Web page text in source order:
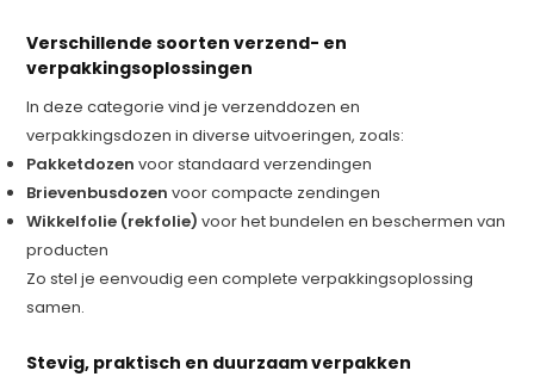
Verschillende soorten verzend- en
verpakkingsoplossingen
In deze categorie vind je verzenddozen en
verpakkingsdozen in diverse uitvoeringen, zoals:
Pakketdozen voor standaard verzendingen
Brievenbusdozen voor compacte zendingen
Wikkelfolie (rekfolie) voor het bundelen en beschermen van
producten
Zo stel je eenvoudig een complete verpakkingsoplossing
samen.
Stevig, praktisch en duurzaam verpakken